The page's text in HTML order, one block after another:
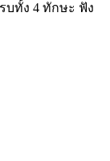
บทั้ง 4 ทักษะ ฟัง